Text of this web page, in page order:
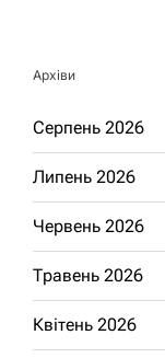
Архіви
Серпень 2026
Липень 2026
Червень 2026
Травень 2026
Квітень 2026